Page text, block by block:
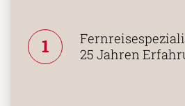
1
25 Jahren